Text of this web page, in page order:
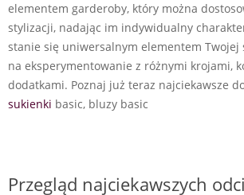
elementem garderoby, który można
stylizacji, nadając im indywidualny
stanie się uniwersalnym elementem Twojej
na eksperymentowanie z różnymi krojami,
dodatkami. Poznaj już teraz najciekawsze
sukienki basic, bluzy basic
Przegląd najciekawszych